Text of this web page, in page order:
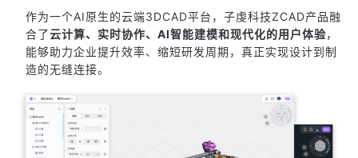
作为一个AI原生的云端3DCAD平台，子虔科技ZCAD产品融
合了云计算、实时协作、AI智能建模和现代化的用户体验，
能够助力企业提升效率、缩短研发周期，真正实现设计到制
造的无缝连接。